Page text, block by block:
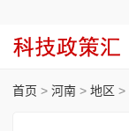
首页 > 河南 > 地区 >